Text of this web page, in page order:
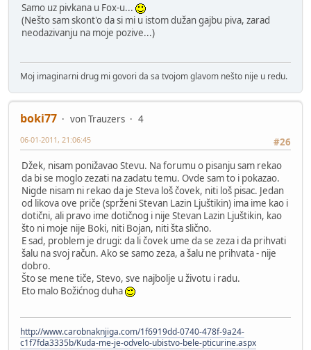
Samo uz pivkana u Fox-u...
(Nešto sam skont'o da si mi u istom dužan gajbu piva, zarad
neodazivanju na moje pozive...)
Moj imaginarni drug mi govori da sa tvojom glavom nešto nije u redu.
boki77 von Trauzers
4
#26
06-01-2011, 21:06:45
Džek, nisam ponižavao Stevu. Na forumu o pisanju sam rekao
da bi se moglo zezati na zadatu temu. Ovde sam to i pokazao.
Nigde nisam ni rekao da je Steva loš čovek, niti loš pisac. Jedan
od likova ove priče (sprženi Stevan Lazin Ljuštikin) ima ime kao i
dotični, ali pravo ime dotičnog i nije Stevan Lazin Ljuštikin, kao
što ni moje nije Boki, niti Bojan, niti šta slično.
E sad, problem je drugi: da li čovek ume da se zeza i da prihvati
šalu na svoj račun. Ako se samo zeza, a šalu ne prihvata - nije
dobro.
Što se mene tiče, Stevo, sve najbolje u životu i radu.
Eto malo Božićnog duha
http://www.carobnaknjiga.com/1f6919dd-0740-478f-9a24-
c1f7fda3335b/Kuda-me-je-odvelo-ubistvo-bele-pticurine.aspx